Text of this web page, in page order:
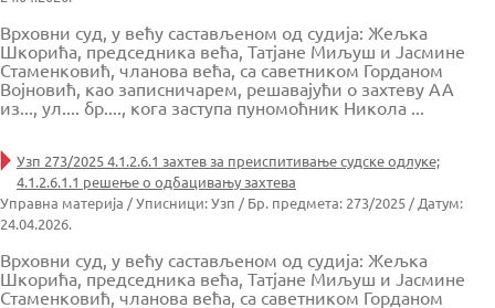
Врховни суд, у већу састављеном од судија: Жељка
Шкорића, председника већа, Татјане Миљуш и Јасмине
Стаменковић, чланова већа, са саветником Горданом
Војновић, као записничарем, решавајући о захтеву АА
из..., ул.... бр...., кога заступа пуномоћник Никола ...
Узп 273/2025 4.1.2.6.1 захтев за преиспитивање судске одлуке;
4.1.2.6.1.1 решење о одбацивању захтева
Управна материја / Уписници: Узп / Бр. предмета: 273/2025 / Датум:
24.04.2026.
Врховни суд, у већу састављеном од судија: Жељка
Шкорића, председника већа, Татјане Миљуш и Јасмине
Стаменковић, чланова већа, са саветником Горданом